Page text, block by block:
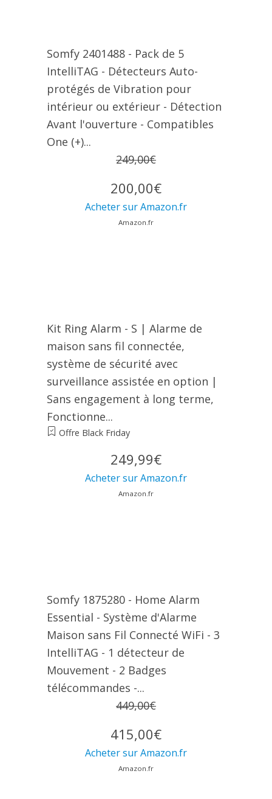
Somfy 2401488 - Pack de 5
IntelliTAG - Détecteurs Auto-
protégés de Vibration pour
intérieur ou extérieur - Détection
Avant l'ouverture - Compatibles
One (+)...
249,00€
200,00€
Acheter sur Amazon.fr
Amazon.fr
Kit Ring Alarm - S | Alarme de
maison sans fil connectée,
système de sécurité avec
surveillance assistée en option |
Sans engagement à long terme,
Fonctionne...
Offre Black Friday
249,99€
Acheter sur Amazon.fr
Amazon.fr
Somfy 1875280 - Home Alarm
Essential - Système d'Alarme
Maison sans Fil Connecté WiFi - 3
IntelliTAG - 1 détecteur de
Mouvement - 2 Badges
télécommandes -...
449,00€
415,00€
Acheter sur Amazon.fr
Amazon.fr